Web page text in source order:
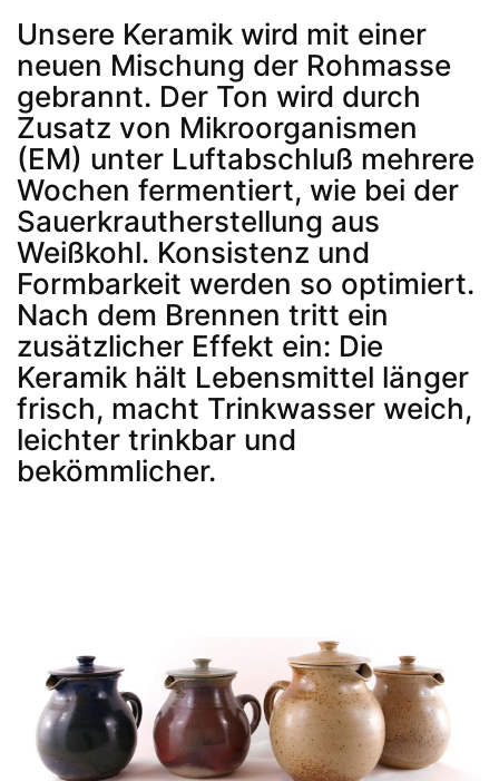
Unsere Keramik wird mit einer
neuen Mischung der Rohmasse
gebrannt. Der Ton wird durch
Zusatz von Mikroorganismen
(EM) unter Luftabschluß mehrere
Wochen fermentiert, wie bei der
Sauerkrautherstellung aus
Weißkohl. Konsistenz und
Formbarkeit werden so optimiert.
Nach dem Brennen tritt ein
zusätzlicher Effekt ein: Die
Keramik hält Lebensmittel länger
frisch, macht Trinkwasser weich,
leichter trinkbar und
bekömmlicher.